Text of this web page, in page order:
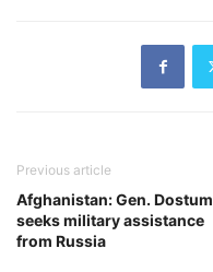
Previous article
Afghanistan: Gen. Dostum
seeks military assistance
from Russia